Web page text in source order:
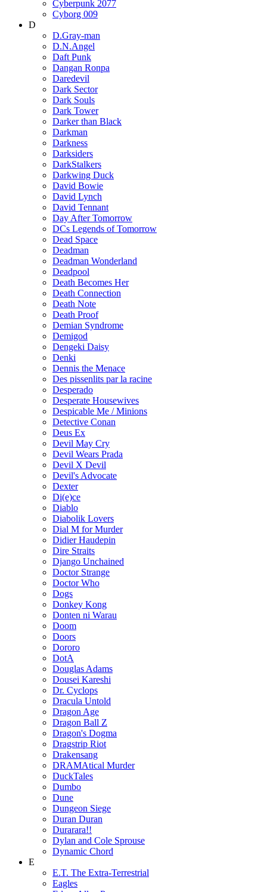
Cyberpunk 2077
Cyborg 009
D
D.Gray-man
D.N.Angel
Daft Punk
Dangan Ronpa
Daredevil
Dark Sector
Dark Souls
Dark Tower
Darker than Black
Darkman
Darkness
Darksiders
DarkStalkers
Darkwing Duck
David Bowie
David Lynch
David Tennant
Day After Tomorrow
DCs Legends of Tomorrow
Dead Space
Deadman
Deadman Wonderland
Deadpool
Death Becomes Her
Death Connection
Death Note
Death Proof
Demian Syndrome
Demigod
Dengeki Daisy
Denki
Dennis the Menace
Des pissenlits par la racine
Desperado
Desperate Housewives
Despicable Me / Minions
Detective Conan
Deus Ex
Devil May Cry
Devil Wears Prada
Devil X Devil
Devil's Advocate
Dexter
Di(e)ce
Diablo
Diabolik Lovers
Dial M for Murder
Didier Haudepin
Dire Straits
Django Unchained
Doctor Strange
Doctor Who
Dogs
Donkey Kong
Donten ni Warau
Doom
Doors
Dororo
DotA
Douglas Adams
Dousei Kareshi
Dr. Cyclops
Dracula Untold
Dragon Age
Dragon Ball Z
Dragon's Dogma
Dragstrip Riot
Drakensang
DRAMAtical Murder
DuckTales
Dumbo
Dune
Dungeon Siege
Duran Duran
Durarara!!
Dylan and Cole Sprouse
Dynamic Chord
E
E.T. The Extra-Terrestrial
Eagles